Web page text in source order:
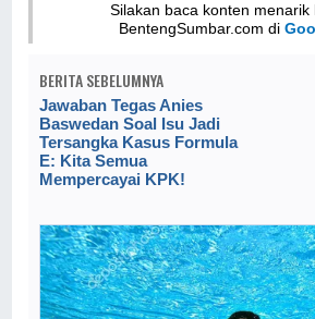
Silakan baca konten menarik
BentengSumbar.com di
BERITA SEBELUMNYA
Jawaban Tegas Anies
Baswedan Soal Isu Jadi
Tersangka Kasus Formula
E: Kita Semua
Mempercayai KPK!